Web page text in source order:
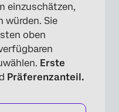
einzuschätzen,
würden. Sie
oben
Erste
Präferenzanteil.